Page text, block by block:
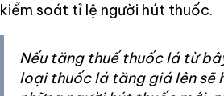
kiểm soát tỉ lệ người hút thuốc.
Nếu tăng thuế thuốc lá từ
loại thuốc lá tăng giá lên sẽ